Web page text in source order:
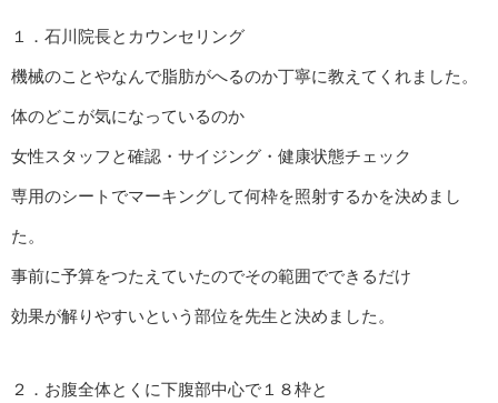
１．石川院長とカウンセリング
機械のことやなんで脂肪がへるのか丁寧に教えてくれました。
体のどこが気になっているのか
女性スタッフと確認・サイジング・健康状態チェック
専用のシートでマーキングして何枠を照射するかを決めまし
た。
事前に予算をつたえていたのでその範囲でできるだけ
効果が解りやすいという部位を先生と決めました。
２．お腹全体とくに下腹部中心で１８枠と